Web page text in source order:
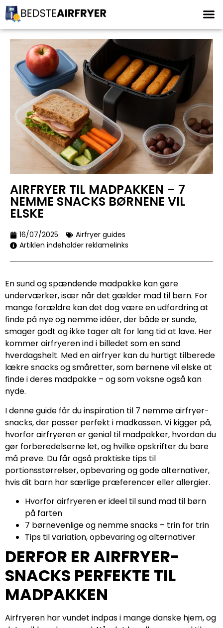
AIRFRYER TIL MADPAKKEN – 7
NEMME SNACKS BØRNENE VIL
ELSKE
16/07/2025
Airfryer guides
Artiklen indeholder reklamelinks
En sund og spændende madpakke kan gøre
underværker, især når det gælder mad til børn. For
mange forældre kan det dog være en udfordring at
finde på nye og nemme idéer, der både er sunde,
smager godt og ikke tager alt for lang tid at lave. Her
kommer airfryeren ind i billedet som en sand
hverdagshelt. Med en airfryer kan du hurtigt tilberede
lækre snacks og småretter, som børnene vil elske at
finde i deres madpakke – og som voksne også kan
nyde.
I denne guide får du inspiration til 7 nemme airfryer-
snacks, der passer perfekt i madkassen. Vi kigger på,
hvorfor airfryeren er genial til madpakker, hvordan du
gør forberedelserne let, og hvilke opskrifter du bare
må prøve. Du får også praktiske tips til
portionsstørrelser, opbevaring og gode alternativer,
hvis dit barn har særlige præferencer eller allergier.
Hvorfor airfryeren er ideel til sund mad til børn
på farten
7 børnevenlige og nemme snacks – trin for trin
Tips til variation, opbevaring og alternativer
DERFOR ER AIRFRYER-
SNACKS PERFEKTE TIL
MADPAKKEN
Airfryeren har vundet indpas i mange danske hjem, og